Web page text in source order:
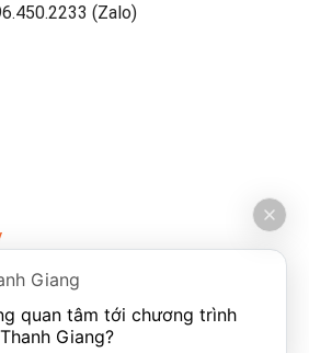
(Zalo)
ưu đãi du học Đức mới nhất.
Giang
quan tâm tới chương trình
Giang?